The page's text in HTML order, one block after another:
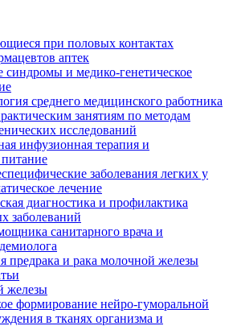
при половых контактах
аптек
синдромы и медико-генетическое
среднего медицинского работника
занятиям по методам
исследований
инфузионная терапия и
питание
заболевания легких у
лечение
диагностика и профилактика
заболеваний
санитарного врача и
предрака и рака молочной железы
железы
формирование нейро-гуморальной
в тканях организма и